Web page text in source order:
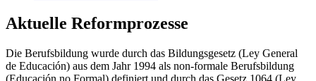
Aktuelle Reformprozesse
Die Berufsbildung wurde durch das Bildungsgesetz (Ley General
de Educación) aus dem Jahr 1994 als non-formale Berufsbildung
(Educación no Formal) definiert und durch das Gesetz 1064 (Ley